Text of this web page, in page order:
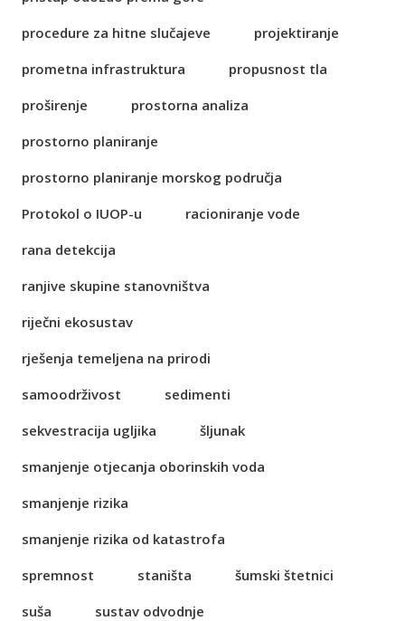
procedure za hitne slučajeve
projektiranje
prometna infrastruktura
propusnost tla
proširenje
prostorna analiza
prostorno planiranje
prostorno planiranje morskog područja
Protokol o IUOP-u
racioniranje vode
rana detekcija
ranjive skupine stanovništva
riječni ekosustav
rješenja temeljena na prirodi
samoodrživost
sedimenti
sekvestracija ugljika
šljunak
smanjenje otjecanja oborinskih voda
smanjenje rizika
smanjenje rizika od katastrofa
spremnost
staništa
šumski štetnici
suša
sustav odvodnje